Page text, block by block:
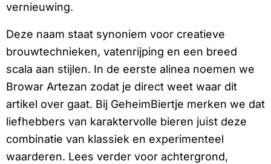
vernieuwing.
Deze naam staat synoniem voor creatieve
brouwtechnieken, vatenrijping en een breed
scala aan stijlen. In de eerste alinea noemen we
Browar Artezan zodat je direct weet waar dit
artikel over gaat. Bij GeheimBiertje merken we dat
liefhebbers van karaktervolle bieren juist deze
combinatie van klassiek en experimenteel
waarderen. Lees verder voor achtergrond,